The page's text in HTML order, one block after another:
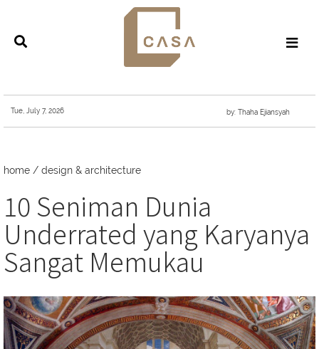
Tue, July 7, 2026 by: Thaha Ejiansyah
home / design & architecture
10 Seniman Dunia
Underrated yang Karyanya
Sangat Memukau